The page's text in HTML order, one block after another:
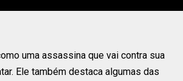
uma assassina que vai contra sua
Ele também destaca algumas das